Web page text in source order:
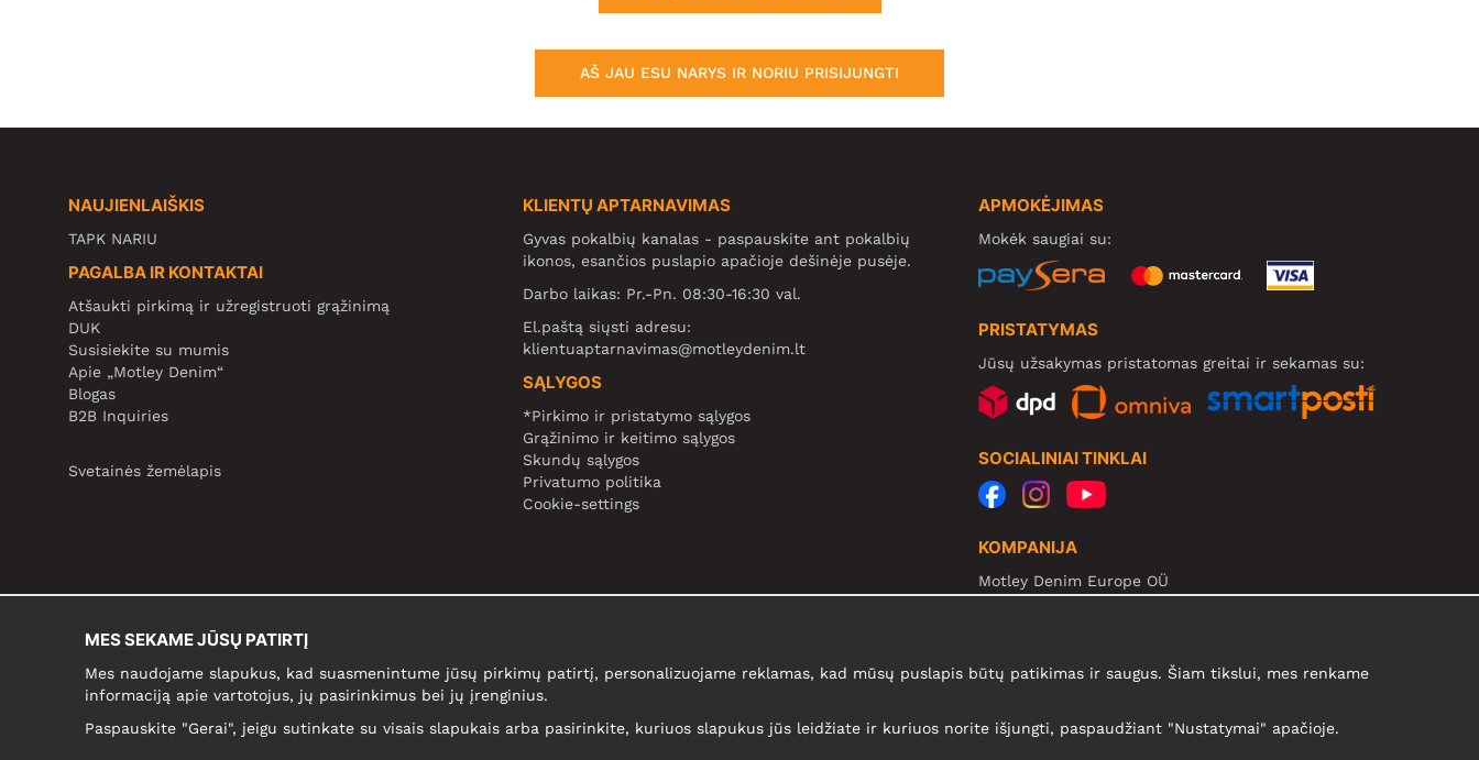
AŠ JAU ESU NARYS IR NORIU PRISIJUNGTI
NAUJIENLAIŠKIS
TAPK NARIU
PAGALBA IR KONTAKTAI
Atšaukti pirkimą ir užregistruoti grąžinimą
DUK
Susisiekite su mumis
Apie „Motley Denim“
Blogas
B2B Inquiries
Svetainės žemėlapis
KLIENTŲ APTARNAVIMAS
Gyvas pokalbių kanalas - paspauskite ant pokalbių
ikonos, esančios puslapio apačioje dešinėje pusėje.
Darbo laikas: Pr.-Pn. 08:30-16:30 val.
El.paštą siųsti adresu:
klientuaptarnavimas@motleydenim.lt
SĄLYGOS
*Pirkimo ir pristatymo sąlygos
Grąžinimo ir keitimo sąlygos
Skundų sąlygos
Privatumo politika
Cookie-settings
APMOKĖJIMAS
Mokėk saugiai su:
PRISTATYMAS
Jūsų užsakymas pristatomas greitai ir sekamas su:
SOCIALINIAI TINKLAI
KOMPANIJA
Motley Denim Europe OÜ
MES SEKAME JŪSŲ PATIRTĮ
Mes naudojame slapukus, kad suasmenintume jūsų pirkimų patirtį, personalizuojame reklamas, kad mūsų puslapis būtų patikimas ir saugus. Šiam tikslui, mes renkame
informaciją apie vartotojus, jų pasirinkimus bei jų įrenginius.
Paspauskite "Gerai", jeigu sutinkate su visais slapukais arba pasirinkite, kuriuos slapukus jūs leidžiate ir kuriuos norite išjungti, paspaudžiant "Nustatymai" apačioje.